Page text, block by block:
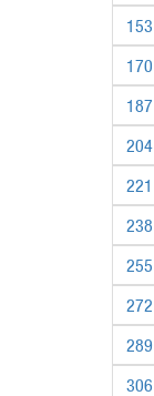
153
170
187
204
221
238
255
272
289
306